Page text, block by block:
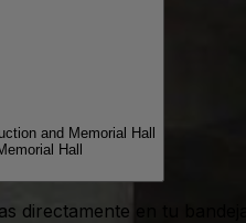
and Memorial Hall
Hall
directamente en tu